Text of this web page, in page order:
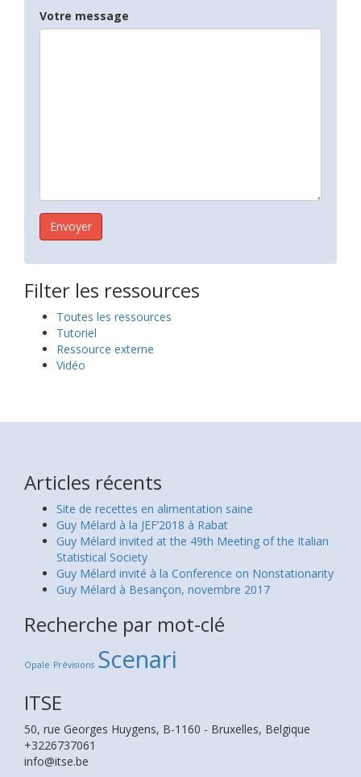
Votre message
Filter les ressources
Toutes les ressources
Tutoriel
Ressource externe
Vidéo
Articles récents
Site de recettes en alimentation saine
Guy Mélard à la JEF’2018 à Rabat
Guy Mélard invited at the 49th Meeting of the Italian
Statistical Society
Guy Mélard invité à la Conference on Nonstationarity
Guy Mélard à Besançon, novembre 2017
Recherche par mot-clé
Opale Prévisions Scenari
ITSE
50, rue Georges Huygens, B-1160 - Bruxelles, Belgique
+3226737061
info@itse.be